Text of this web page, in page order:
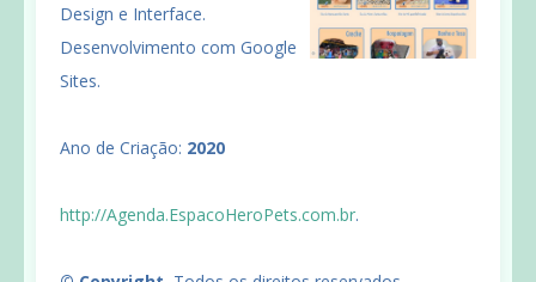
Design e Interface.
Desenvolvimento com Google
Sites.
Ano de Criação: 2020
http://Agenda.EspacoHeroPets.com.br.